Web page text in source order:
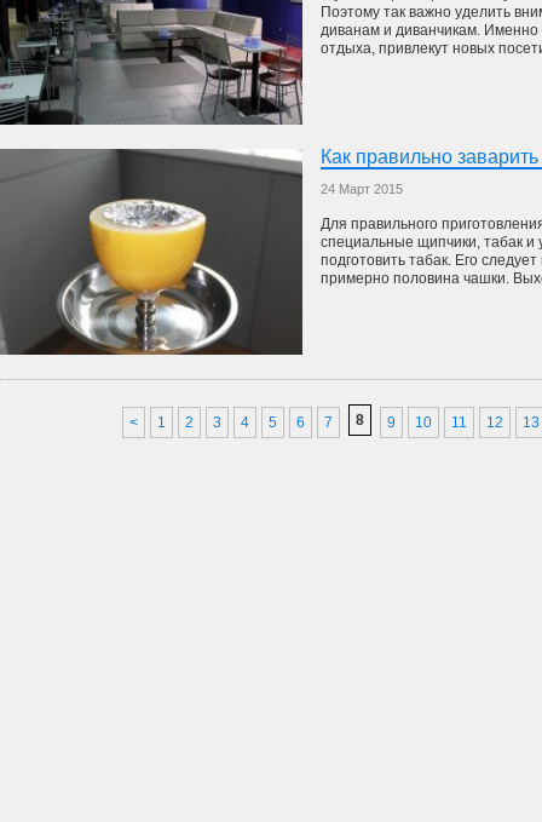
Поэтому так важно уделить
диванам и диванчикам. Именно
отдыха, привлекут новых
Как правильно
24 Март 2015
Для правильного
специальные щипчики, табак и
подготовить табак. Его
примерно половина чашки.
< 1 2 3 4 5 6 7 8 9 10 11 12 13